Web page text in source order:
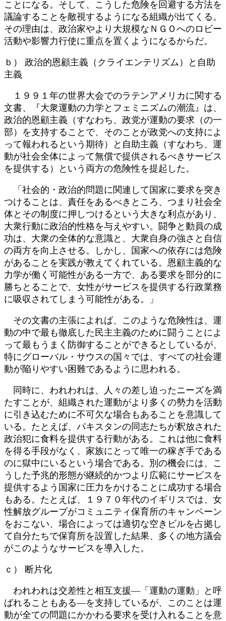
ことになる。そして、こうした危険を回避する方法を
議論することを敵視するようになる組織が出てくる。
その理由は、政治家やより大規模なＮＧＯへのロビー
活動や影響力行使に重点を置くようになるからだ。
ｂ） 政治的恩顧主義（クライエンテリズム）と自助
主義
１９９１年の世界大会でのラテンアメリカに関する
文書、『大衆運動の力学とフェミニズムの潮流』は、
政治的恩顧主義（すなわち、政党が運動の要求（の一
部）を支持することで、そのことが政党への支持によ
って報われるという期待）と自助主義（すなわち、運
動が社会全体によって無償で提供されるべきサービス
を提供する）という両方の危険性を提起した。
「社会的・政治的問題に関連して国家に要求を突き
つけることは、責任をあるべきところ、つまり社会全
体とその制度に押しつけるという大きな利点があり、
大衆行動に政治的性格を与えやすい。闘争と動員の成
功は、大衆の全体的な意識と、大衆自身の強さと自信
の両方を向上させる。しかし、国家への依存には危険
があることを実践が教えてくれている。恩顧主義的な
力学が働く可能性がある一方で、ある要求を部分的に
勝ちとることで、女性がサービスを提供する行政業務
に吸収されてしまう可能性がある。」
その文書の主張によれば、このような危険性は、運
動の中で最も徹底した民主主義のために闘うことによ
って最もうまく防御することができるとしているが、
特にグローバル・サウスの国々では、すべての社会運
動が陥りやすい困難であるように思われる。
同時に、われわれは、人々の差し迫ったニーズを満
たすことが、組織された運動がより多くの勢力を活動
に引き込むために不可欠な場合もあることを意識して
いる。たとえば、パキスタンの同志たちが釈放された
政治犯に食料を提供する行動がある。これは他に食料
を得る手段がなく、家族にとって唯一の稼ぎ手である
のに獄中にいるという場合である。別の機会には、こ
うした予兆的形態が継続的かつより広範にサービスを
提供するよう国家に圧力をかけることに成功する場合
もある。たとえば、１９７０年代のイギリスでは、女
性解放グループがコミュニティ保育所のキャンペーン
をおこない、場合によっては適切な空きビルを占拠し
て自分たちで保育所を設置した結果、多くの地方議会
がこのようなサービスを導入した。
ｃ） 断片化
われわれは交差性と相互支援―「運動の運動」と呼
ばれることもある―を支持しているが、このことは運
動が全ての問題にかかわる要求を受け入れることを意